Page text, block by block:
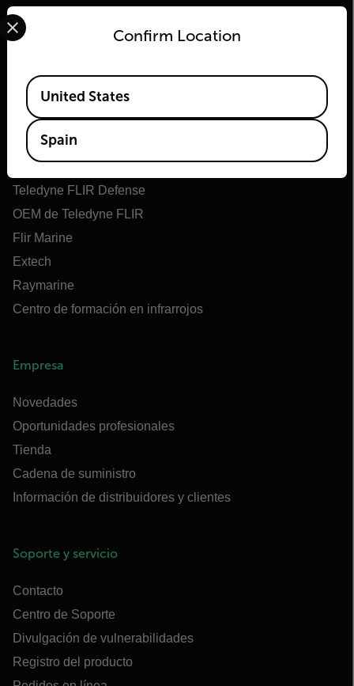
Flir
Acerca de Flir
Tecnologías Teledyne
Teledyne FLIR Defense
OEM de Teledyne FLIR
Flir Marine
Extech
Raymarine
Centro de formación en infrarrojos
Empresa
Novedades
Oportunidades profesionales
Tienda
Cadena de suministro
Información de distribuidores y clientes
Soporte y servicio
Contacto
Centro de Soporte
Divulgación de vulnerabilidades
Registro del producto
Confirm Location
Select your preferred country and language from the
Available Locations
United States
Spain